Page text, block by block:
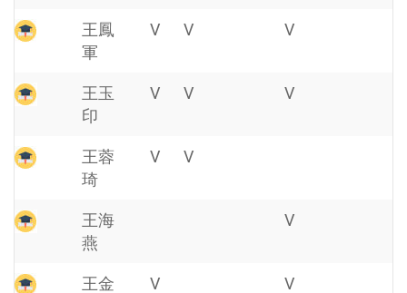
王鳳
軍
V V V
王玉
印
V V V
王蓉
琦
V V
王海
燕
V
王金
V V